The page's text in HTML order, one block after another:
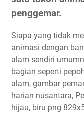
penggemar.
Siapa yang tidak
animasi dengan
alam sendiri
bagian seperti
alam, gambar
harian nusantara,
hijau, biru png